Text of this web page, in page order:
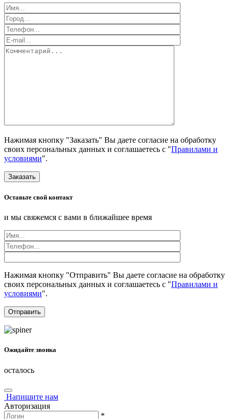
Нажимая кнопку "Заказать" Вы даете согласие на обработку
своих персональных данных и соглашаетесь с "Правилами и
условиями".
Заказать
Оставьте свой контакт
и мы свяжемся с вами в ближайшее время
Нажимая кнопку "Отправить" Вы даете согласие на обработку
своих персональных данных и соглашаетесь с "Правилами и
условиями".
Ожидайте звонка
осталось
Напишите нам
Авторизация
*